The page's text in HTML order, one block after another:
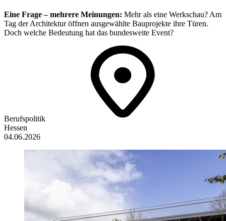
Eine Frage – mehrere Meinungen: Mehr als eine Werkschau? Am
Tag der Architektur öffnen ausgewählte Bauprojekte ihre Türen.
Doch welche Bedeutung hat das bundesweite Event?
Berufspolitik
Hessen
04.06.2026